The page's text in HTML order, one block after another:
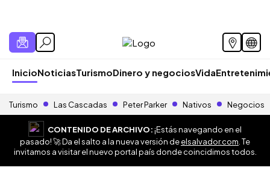
InicioNoticiasTurismoDinero y negociosVida
Turismo Las Cascadas Peter Parker Nativos Negocios
CONTENIDO DE ARCHIVO:¡Estás navegando en el
pasado! 🚀 Da el salto a la nueva versión deelsalvador.com . Te
invitamos a visitar el nuevo portal país donde coincidimos todos.